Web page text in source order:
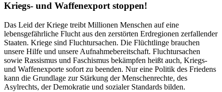
Kriegs- und Waffenexport stoppen!
Das Leid der Kriege treibt Millionen Menschen auf eine
lebensgefährliche Flucht aus den zerstörten Erdregionen zerfallender
Staaten. Kriege sind Fluchtursachen. Die Flüchtlinge brauchen
unsere Hilfe und unsere Aufnahmebereitschaft. Fluchtursachen
sowie Rassismus und Faschismus bekämpfen heißt auch, Kriegs-
und Waffenexporte sofort zu beenden. Nur eine Politik des Friedens
kann die Grundlage zur Stärkung der Menschenrechte, des
Asylrechts, der Demokratie und sozialer Standards bilden.